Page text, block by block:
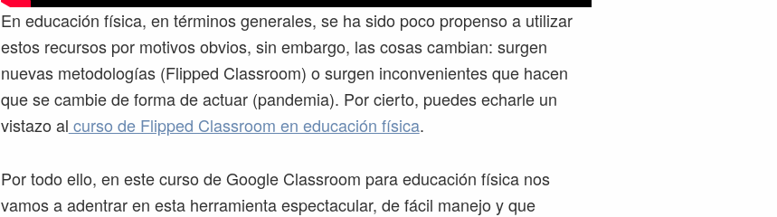
En educación física, en términos generales, se ha sido poco propenso a utilizar
estos recursos por motivos obvios, sin embargo, las cosas cambian: surgen
nuevas metodologías (Flipped Classroom) o surgen inconvenientes que hacen
que se cambie de forma de actuar (pandemia). Por cierto, puedes echarle un
vistazo al curso de Flipped Classroom en educación física.
Por todo ello, en este curso de Google Classroom para educación física nos
vamos a adentrar en esta herramienta espectacular, de fácil manejo y que